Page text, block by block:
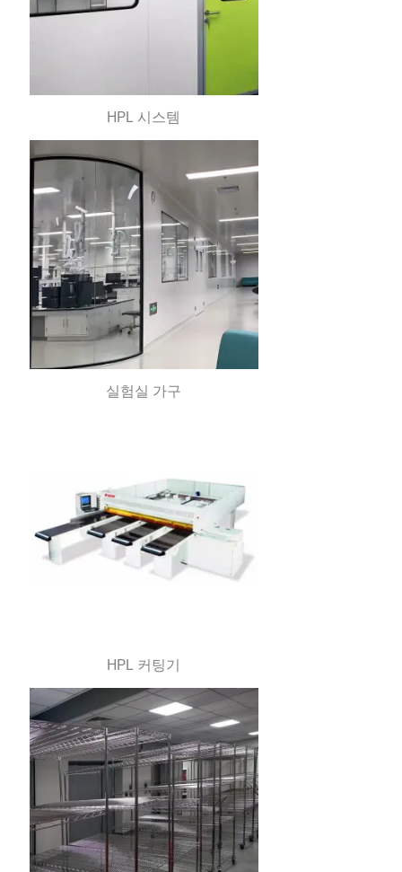
HPL 시스템
실험실 가구
HPL 커팅기